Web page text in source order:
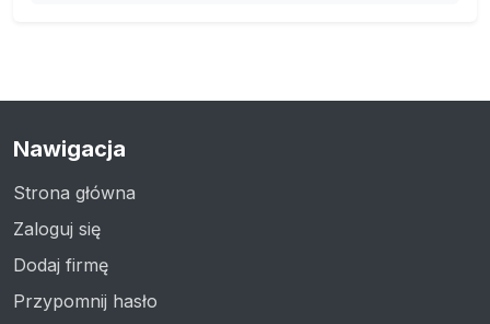
Nawigacja
Strona główna
Zaloguj się
Dodaj firmę
Przypomnij hasło